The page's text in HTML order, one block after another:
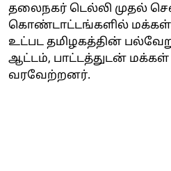
தலைநகர் டெல்லி முதல்
கொண்டாட்டங்களில்
உட்பட தமிழகத்தின்
ஆட்டம், பாட்டத்துடன்
வரவேற்றனர்.